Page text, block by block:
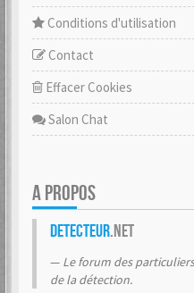
Conditions d'utilisation
Contact
Effacer Cookies
Salon Chat
A PROPOS
Detecteur.net
Le forum des
de la détection.